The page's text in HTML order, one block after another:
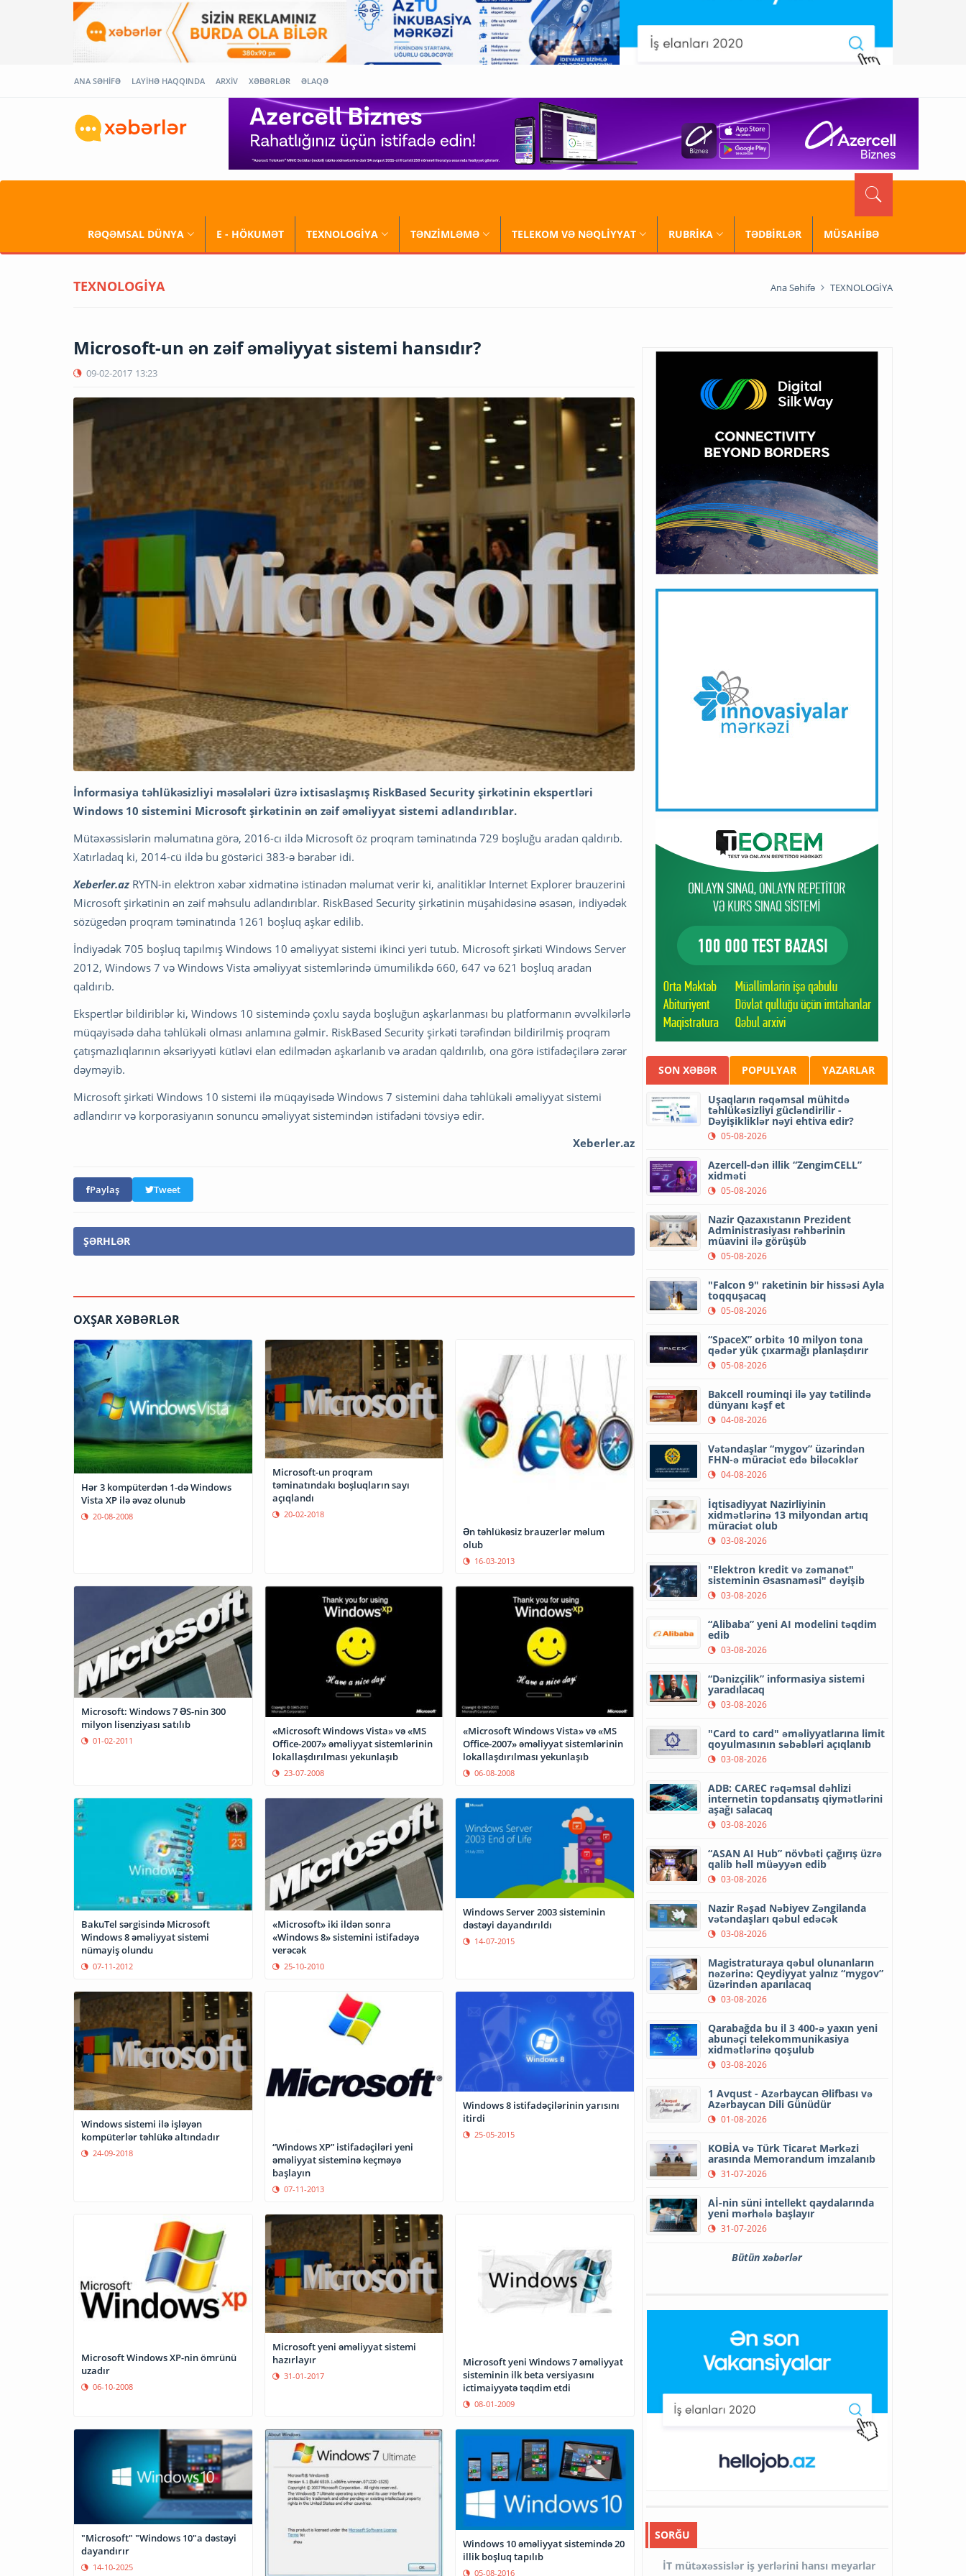
ANA SƏHİFƏ LAYİHƏ HAQQINDA ARXİV XƏBƏRLƏR ƏLAQƏ
RƏQƏMSAL DÜNYA E - HÖKUMƏT TEXNOLOGİYA TƏNZİMLƏMƏ TELEKOM VƏ NƏQLİYYAT RUBRİKA TƏDBİRLƏR MÜSAHİBƏ
TEXNOLOGİYA Ana Səhifə TEXNOLOGİYA
Microsoft-un ən zəif əməliyyat sistemi hansıdır?
09-02-2017 13:23
İnformasiya təhlükəsizliyi məsələləri üzrə ixtisaslaşmış RiskBased Security şirkətinin ekspertləri
Windows 10 sistemini Microsoft şirkətinin ən zəif əməliyyat sistemi adlandırıblar.
Mütəxəssislərin məlumatına görə, 2016-cı ildə Microsoft öz proqram təminatında 729 boşluğu aradan qaldırıb.
Xatırladaq ki, 2014-cü ildə bu göstərici 383-ə bərabər idi.
Xeberler.az RYTN-in elektron xəbər xidmətinə istinadən məlumat verir ki, analitiklər Internet Explorer brauzerini
Microsoft şirkətinin ən zəif məhsulu adlandırıblar. RiskBased Security şirkətinin müşahidəsinə əsasən, indiyədək
sözügedən proqram təminatında 1261 boşluq aşkar edilib.
İndiyədək 705 boşluq tapılmış Windows 10 əməliyyat sistemi ikinci yeri tutub. Microsoft şirkəti Windows Server
2012, Windows 7 və Windows Vista əməliyyat sistemlərində ümumilikdə 660, 647 və 621 boşluq aradan
qaldırıb.
Ekspertlər bildiriblər ki, Windows 10 sistemində çoxlu sayda boşluğun aşkarlanması bu platformanın əvvəlkilərlə
müqayisədə daha təhlükəli olması anlamına gəlmir. RiskBased Security şirkəti tərəfindən bildirilmiş proqram
çatışmazlıqlarının əksəriyyəti kütləvi elan edilmədən aşkarlanıb və aradan qaldırılıb, ona görə istifadəçilərə zərər
dəyməyib.
Microsoft şirkəti Windows 10 sistemi ilə müqayisədə Windows 7 sistemini daha təhlükəli əməliyyat sistemi
adlandırır və korporasiyanın sonuncu əməliyyat sistemindən istifadəni tövsiyə edir.
Xeberler.az
Paylaş Tweet
ŞƏRHLƏR
OXŞAR XƏBƏRLƏR
Hər 3 kompüterdən 1-də Windows
Vista XP ilə əvəz olunub
20-08-2008
Microsoft-un proqram
təminatındakı boşluqların sayı
açıqlandı
20-02-2018
Ən təhlükəsiz brauzerlər məlum
olub
16-03-2013
Microsoft: Windows 7 ƏS-nin 300
milyon lisenziyası satılıb
01-02-2011
«Microsoft Windows Vista» və «MS
Office-2007» əməliyyat sistemlərinin
lokallaşdırılması yekunlaşıb
23-07-2008
«Microsoft Windows Vista» və «MS
Office-2007» əməliyyat sistemlərinin
lokallaşdırılması yekunlaşıb
06-08-2008
BakuTel sərgisində Microsoft
Windows 8 əməliyyat sistemi
nümayiş olundu
07-11-2012
«Microsoft» iki ildən sonra
«Windows 8» sistemini istifadəyə
verəcək
25-10-2010
Windows Server 2003 sisteminin
dəstəyi dayandırıldı
14-07-2015
Windows sistemi ilə işləyən
kompüterlər təhlükə altındadır
24-09-2018
“Windows XP” istifadəçiləri yeni
əməliyyat sisteminə keçməyə
başlayın
07-11-2013
Windows 8 istifadəçilərinin yarısını
itirdi
25-05-2015
Microsoft Windows XP-nin ömrünü
uzadır
06-10-2008
Microsoft yeni əməliyyat sistemi
hazırlayır
31-01-2017
Microsoft yeni Windows 7 əməliyyat
sisteminin ilk beta versiyasını
ictimaiyyətə təqdim etdi
08-01-2009
"Microsoft" "Windows 10"a dəstəyi
dayandırır
14-10-2025
Windows 10 əməliyyat sistemində 20
illik boşluq tapılıb
05-08-2016
SON XƏBƏR POPULYAR YAZARLAR
Uşaqların rəqəmsal mühitdə
təhlükəsizliyi gücləndirilir -
Dəyişikliklər nəyi ehtiva edir?
05-08-2026
Azercell-dən illik “ZengimCELL”
xidməti
05-08-2026
Nazir Qazaxıstanın Prezident
Administrasiyası rəhbərinin
müavini ilə görüşüb
05-08-2026
"Falcon 9" raketinin bir hissəsi Ayla
toqquşacaq
05-08-2026
“SpaceX” orbitə 10 milyon tona
qədər yük çıxarmağı planlaşdırır
05-08-2026
Bakcell rouminqi ilə yay tətilində
dünyanı kəşf et
04-08-2026
Vətəndaşlar “mygov” üzərindən
FHN-ə müraciət edə biləcəklər
04-08-2026
İqtisadiyyat Nazirliyinin
xidmətlərinə 13 milyondan artıq
müraciət olub
03-08-2026
"Elektron kredit və zəmanət"
sisteminin Əsasnaməsi" dəyişib
03-08-2026
“Alibaba” yeni AI modelini təqdim
edib
03-08-2026
“Dənizçilik” informasiya sistemi
yaradılacaq
03-08-2026
"Card to card" əməliyyatlarına limit
qoyulmasının səbəbləri açıqlanıb
03-08-2026
ADB: CAREC rəqəmsal dəhlizi
internetin topdansatış qiymətlərini
aşağı salacaq
03-08-2026
“ASAN AI Hub” növbəti çağırış üzrə
qalib həll müəyyən edib
03-08-2026
Nazir Rəşad Nəbiyev Zəngilanda
vətəndaşları qəbul edəcək
03-08-2026
Magistraturaya qəbul olunanların
nəzərinə: Qeydiyyat yalnız “mygov”
üzərindən aparılacaq
03-08-2026
Qarabağda bu il 3 400-ə yaxın yeni
abunəçi telekommunikasiya
xidmətlərinə qoşulub
03-08-2026
1 Avqust - Azərbaycan Əlifbası və
Azərbaycan Dili Günüdür
01-08-2026
KOBİA və Türk Ticarət Mərkəzi
arasında Memorandum imzalanıb
31-07-2026
Aİ-nin süni intellekt qaydalarında
yeni mərhələ başlayır
31-07-2026
Bütün xəbərlər
SORĞU
İT mütəxəssislər iş yerlərini hansı meyarlar